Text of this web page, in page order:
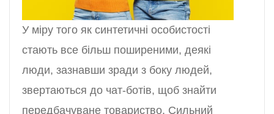
У міру того як синтетичні особистості
стають все більш поширеними, деякі
люди, зазнавши зради з боку людей,
звертаються до чат-ботів, щоб знайти
передбачуване товариство. Сильний